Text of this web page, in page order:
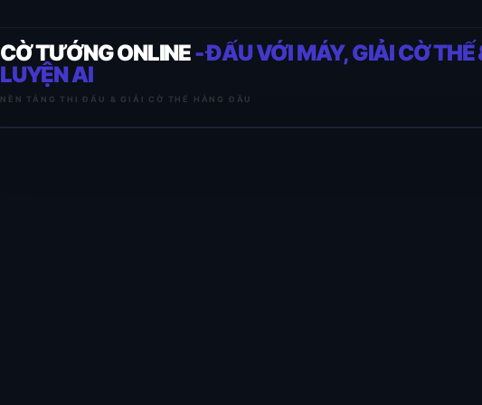
CỜ TƯỚNG ONLINE- ĐẤU VỚI MÁY, GIẢI CỜ THẾ
LUYỆN AI
NỀN TẢNG THI ĐẤU & GIẢI CỜ THẾ HÀNG ĐẦU